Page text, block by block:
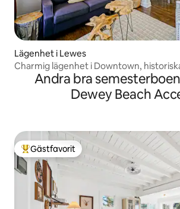
Lägenhet i Lewes
Charmig lägenhet i Downtown,
Andra bra
Dewey Beach
Populär gästfavorit
Gästfavorit